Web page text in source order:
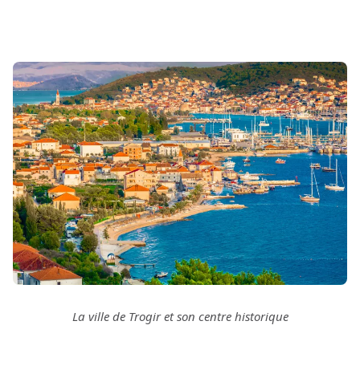
La ville de Trogir et son centre historique